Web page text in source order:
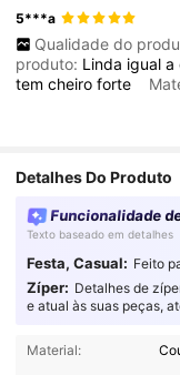
5***a
Qualidade do
produto: Linda iguala
temcheiroforte
Detalhes Do Produto
Funcionalidade
Texto baseado em detalhes
Festa, Casual: Feito
Zíper: Detalhes de
e atual às suas peças,
Material: